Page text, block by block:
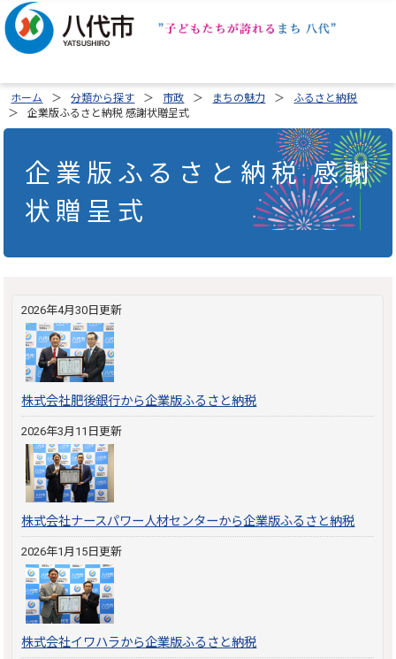
ホーム 分類から探す 市政 まちの魅力
ふるさと納税
企業版ふるさと納税 感謝状贈呈式
企業版ふるさと納税 感謝
状贈呈式
2026年4月30日更新
株式会社肥後銀行から企業版ふるさと納税
2026年3月11日更新
株式会社ナースパワー人材センターから企業版ふるさと納税
2026年1月15日更新
株式会社イワハラから企業版ふるさと納税